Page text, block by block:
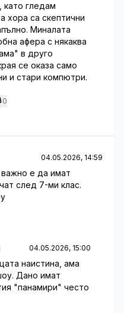
гледам
хора са скептични
Миналата
афера с някаква
в друго
се оказа само
и стари компютри.
0
04.05.2026, 14:59
е да имат
след 7-ми клас.
04.05.2026, 15:00
наистина, ама
Дано имат
"панамири" често